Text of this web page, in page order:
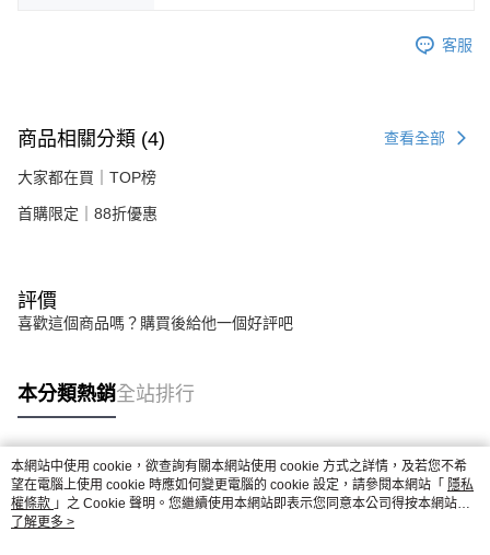
客服
商品相關分類 (4) 查看全部
大家都在買｜TOP榜
首購限定｜88折優惠
評價
喜歡這個商品嗎？購買後給他一個好評吧
本分類熱銷全站排行
熱門標籤
本網站中使用 cookie，欲查詢有關本網站使用 cookie 方式之詳情，及若您不希
望在電腦上使用 cookie 時應如何變更電腦的 cookie 設定，請參閱本網站「 隱私
權條款 」之 Cookie 聲明。您繼續使用本網站即表示您同意本公司得按本網站使
用條款之 Cookie 聲明使用 cookie。
了解更多 >